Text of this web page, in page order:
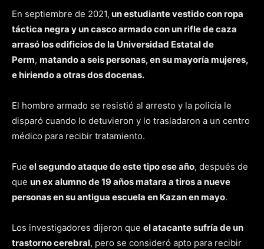
En septiembre de 2021, un estudiante vestido con ropa
táctica negra y un casco armado con un rifle de caza
arrasó los edificios de la Universidad Estatal de
Perm, matando a seis personas, en su mayoría mujeres,
e hiriendo a otras dos docenas.
El hombre armado se resistió al arresto y la policía le
disparó cuando lo detuvieron y lo trasladaron a un centro
médico para recibir tratamiento.
Fue el segundo ataque de este tipo ese año, después de
que un ex alumno de 19 años matara a tiros a nueve
personas en su antigua escuela en Kazan en mayo.
Los investigadores dijeron que el atacante sufría de un
trastorno cerebral, pero se consideró apto para recibir